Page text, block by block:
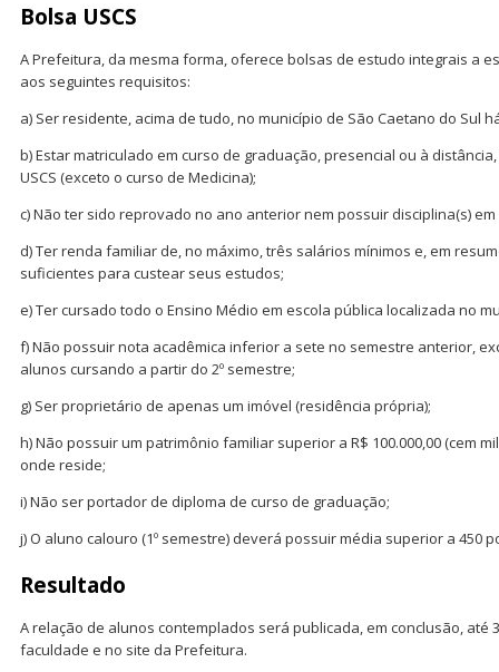
Bolsa USCS
A Prefeitura, da mesma forma, oferece bolsas de estudo integrais a
aos seguintes requisitos:
a) Ser residente, acima de tudo, no município de São Caetano do Sul
b) Estar matriculado em curso de graduação, presencial ou à
USCS (exceto o curso de Medicina);
c) Não ter sido reprovado no ano anterior nem possuir disciplina(s)
d) Ter renda familiar de, no máximo, três salários mínimos e, em
suficientes para custear seus estudos;
e) Ter cursado todo o Ensino Médio em escola pública localizada no
f) Não possuir nota acadêmica inferior a sete no semestre anterior,
alunos cursando a partir do 2º semestre;
g) Ser proprietário de apenas um imóvel (residência própria);
h) Não possuir um patrimônio familiar superior a R$ 100.000,00 (cem
onde reside;
i) Não ser portador de diploma de curso de graduação;
j) O aluno calouro (1º semestre) deverá possuir média superior a 450
Resultado
A relação de alunos contemplados será publicada, em conclusão, até
faculdade e no site da Prefeitura.